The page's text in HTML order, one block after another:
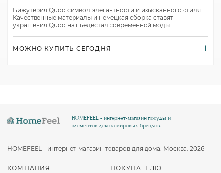
Бижутерия Qudo символ элегантности и изысканного стиля.
Качественные материалы и немецкая сборка ставят
украшения Qudo на пьедестал современной моды.
МОЖНО КУПИТЬ СЕГОДНЯ
КОМПАНИЯ ПОКУПАТЕЛЮ
HOMEFEEL - интернет-магазин посуды и
элементов декора мировых брендов.
HOMEFEEL - интернет-магазин товаров для дома. Москва. 2026